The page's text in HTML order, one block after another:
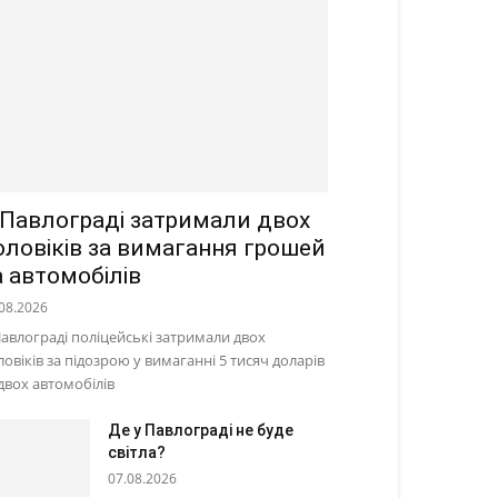
затримали двох
за вимагання грошей
автомобілів
поліцейські затримали двох
за підозрою у вимаганні 5 тисяч доларів
автомобілів
Де у Павлограді не буде
світла?
07.08.2026